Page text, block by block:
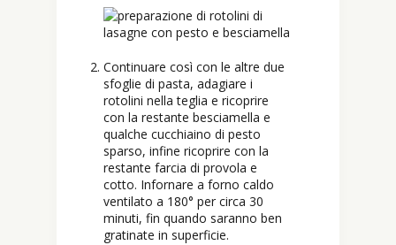
Continuare così con le altre due
sfoglie di pasta, adagiare i
rotolini nella teglia e ricoprire
con la restante besciamella e
qualche cucchiaino di pesto
sparso, infine ricoprire con la
restante farcia di provola e
cotto. Infornare a forno caldo
ventilato a 180° per circa 30
minuti, fin quando saranno ben
gratinate in superficie.